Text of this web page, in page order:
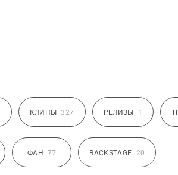
КЛИПЫ 327 РЕЛИЗЫ 1
ФАН 77 BACKSTAGE 20